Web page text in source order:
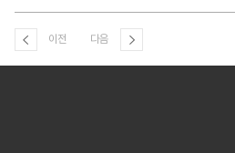
이전 다음